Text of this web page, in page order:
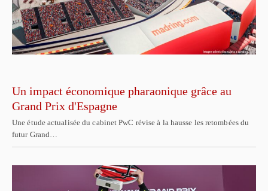
Un impact économique pharaonique grâce au
Grand Prix d'Espagne
Une étude actualisée du cabinet PwC révise à la hausse les retombées du
futur Grand…